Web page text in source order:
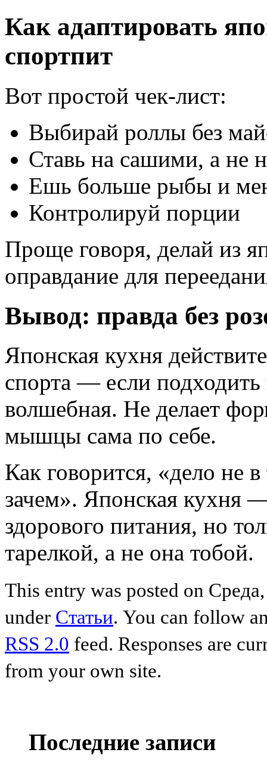
Как адаптировать
спортпит
Вот простой чек-лист:
Выбирай роллы без
Ставь на сашими, а не
Ешь больше рыбы и
Контролируй порции
Проще говоря, делай из
оправдание для
Вывод: правда без
Японская кухня
спорта — если
волшебная. Не делает
мышцы сама по себе.
Как говорится, «дело не
зачем». Японская кухня
здорового питания, но
тарелкой, а не она тобой.
This entry was posted on
under Статьи. You can follow
RSS 2.0 feed. Responses are
from your own site.
Последние записи